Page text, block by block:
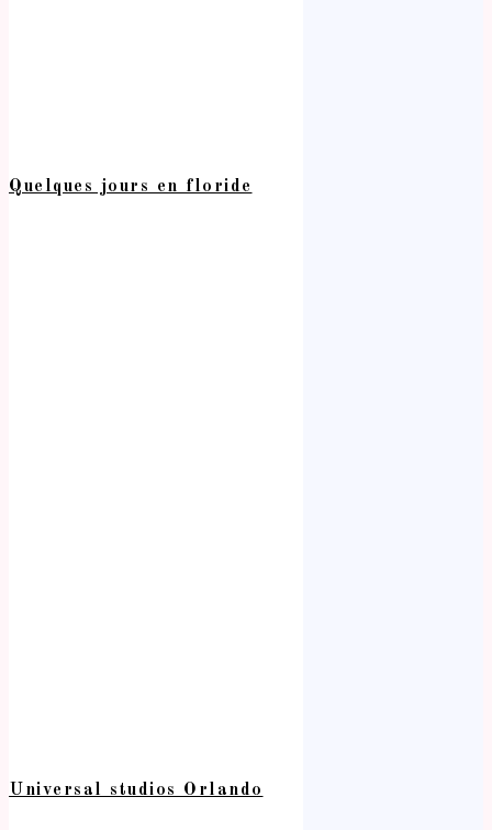
Quelques jours en floride
Universal studios Orlando